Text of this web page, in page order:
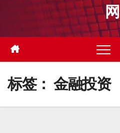
网
标签： 金融投资